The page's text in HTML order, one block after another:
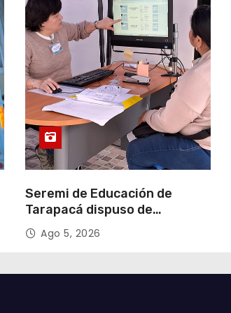
Seremi de Educación de
Tarapacá dispuso de
facilitadores para apoyar
proceso de Admisión Escolar
Ago 5, 2026